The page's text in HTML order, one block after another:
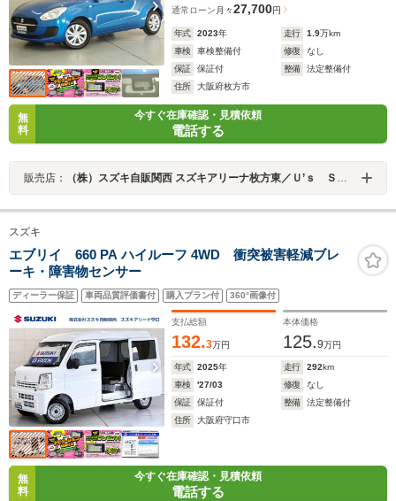
通常ローン 月々27,700円
年式 2023年 走行 1.9万km
車検
車検整備付 修復
なし
保証
保証付 整備
法定整備付
住所
大阪府枚方市
無
料
今すぐ在庫確認・見積依頼
電話する
販売店： （株）スズキ自販関西 スズキアリーナ枚方東／Ｕ’ｓ ＳＴＡＴＩＯＮ枚方
スズキ
エブリイ 660 PA ハイルーフ 4WD 衝突被害軽減ブレ
ーキ・障害物センサー
ディーラー保証 車両品質評価書付 購入プラン付 360°画像付
支払総額
132.3万円
本体価格
125.9万円
年式 2025年 走行 292km
車検
'27/03 修復
なし
保証
保証付 整備
法定整備付
住所
大阪府守口市
無
料
今すぐ在庫確認・見積依頼
電話する